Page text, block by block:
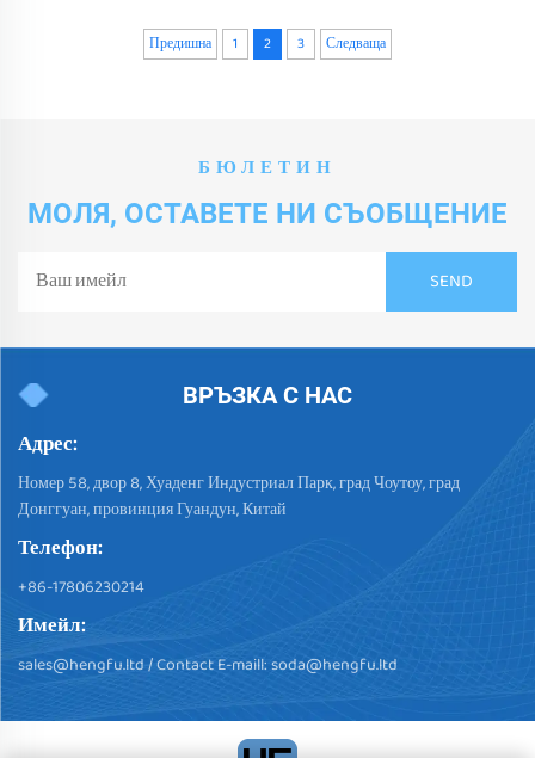
автиzmПредишна 1 2 3 Следваща
БЮЛЕТИН
МОЛЯ, ОСТАВЕТЕ НИ СЪОБЩЕНИЕ
ВРЪЗКА С НАС
Адрес:
Номер 58, двор 8, Хуаденг Индустриал Парк, град Чоутоу, град
Донггуан, провинция Гуандун, Китай
Телефон:
+86-17806230214
Имейл:
sales@hengfu.ltd/ Contact E-maill:soda@hengfu.ltd